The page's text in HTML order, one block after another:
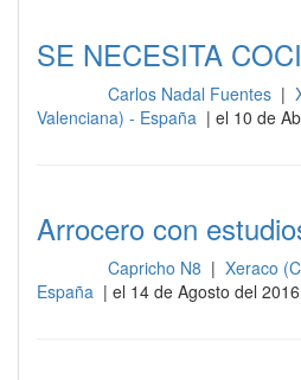
SE NECESITA
Carlos Nadal Fuentes |
Valenciana) - España | el 10 de
Arrocero con
Capricho N8 | Xeraco
España | el 14 de Agosto del 2016